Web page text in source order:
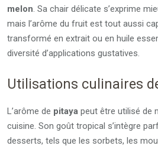
melon. Sa chair délicate s’exprime
mais l’arôme du fruit est tout aussi
transformé en extrait ou en huile
diversité d’applications gustatives.
Utilisations culinaires
L’arôme de pitaya peut être utilisé de
cuisine. Son goût tropical s’intègre
desserts, tels que les sorbets, les